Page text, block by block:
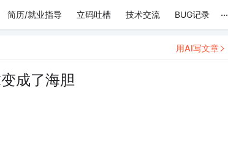
简历/就业指导 立码吐槽 技术交流 BUG记录 ...
成了海胆
用AI写文章